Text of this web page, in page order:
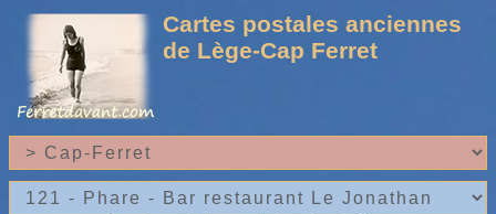
Cartes postales anciennes
de Lège-Cap Ferret